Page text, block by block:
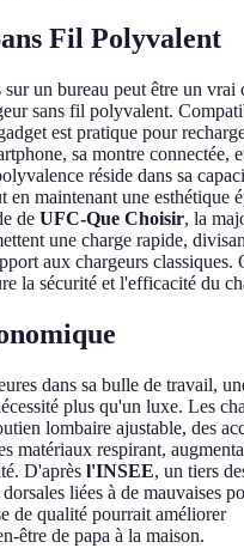
Fil Polyvalent
un bureau peut être un vrai
sans fil polyvalent.
est pratique pour
sa montre connectée,
réside dans sa
en maintenant une esthétique
de UFC-Que Choisir, la
une charge rapide,
aux chargeurs classiques.
la sécurité et l'efficacité du
dans sa bulle de travail,
plus qu'un luxe. Les
lombaire ajustable, des
matériaux respirant,
D'après l'INSEE, un tiers
liées à de mauvaises
de qualité pourrait améliorer
être de papa à la maison.